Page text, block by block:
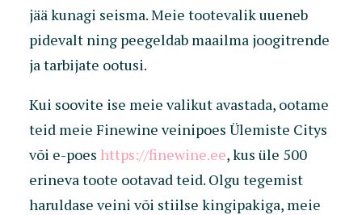
jää kunagi seisma. Meie tootevalik uueneb
pidevalt ning peegeldab maailma joogitrende
ja tarbijate ootusi.
Kui soovite ise meie valikut avastada, ootame
teid meie Finewine veinipoes Ülemiste Citys
või e-poes https://finewine.ee, kus üle 500
erineva toote ootavad teid. Olgu tegemist
haruldase veini või stiilse kingipakiga, meie